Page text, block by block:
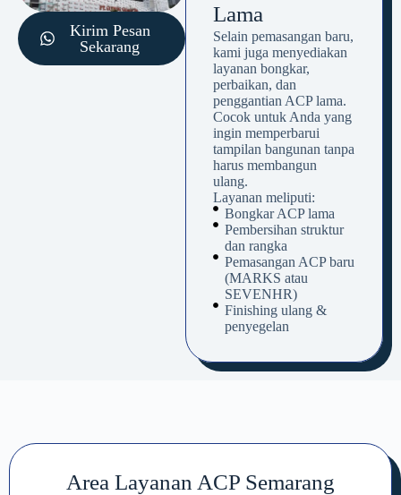
Kirim Pesan
Sekarang
Lama
Selain pemasangan baru,
kami juga menyediakan
layanan bongkar,
perbaikan, dan
penggantian ACP lama.
Cocok untuk Anda yang
ingin memperbarui
tampilan bangunan tanpa
harus membangun
ulang.
Layanan meliputi:
Bongkar ACP lama
Pembersihan struktur
dan rangka
Pemasangan ACP baru
(MARKS atau
SEVENHR)
Finishing ulang &
penyegelan
Area Layanan ACP Semarang